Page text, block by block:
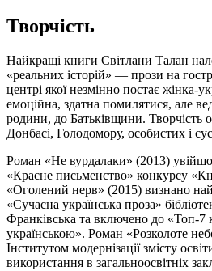
Творчість
Найкращі книги Світлани Талан
«реальних історій» — прози на
центрі якої незмінно постає жінка-
емоційна, здатна помилятися, але
родини, до Батьківщини. Творчість
Донбасі, Голодомору, особистих і
Роман «Не вурдалаки» (2013)
«Красне письменство» конкурсу
«Оголений нерв» (2015) визнано
«Сучасна українська проза»
Франківська та включено до «Топ-7
українською». Роман «Розколоте
Інститутом модернізації змісту
використання в загальноосвітніх